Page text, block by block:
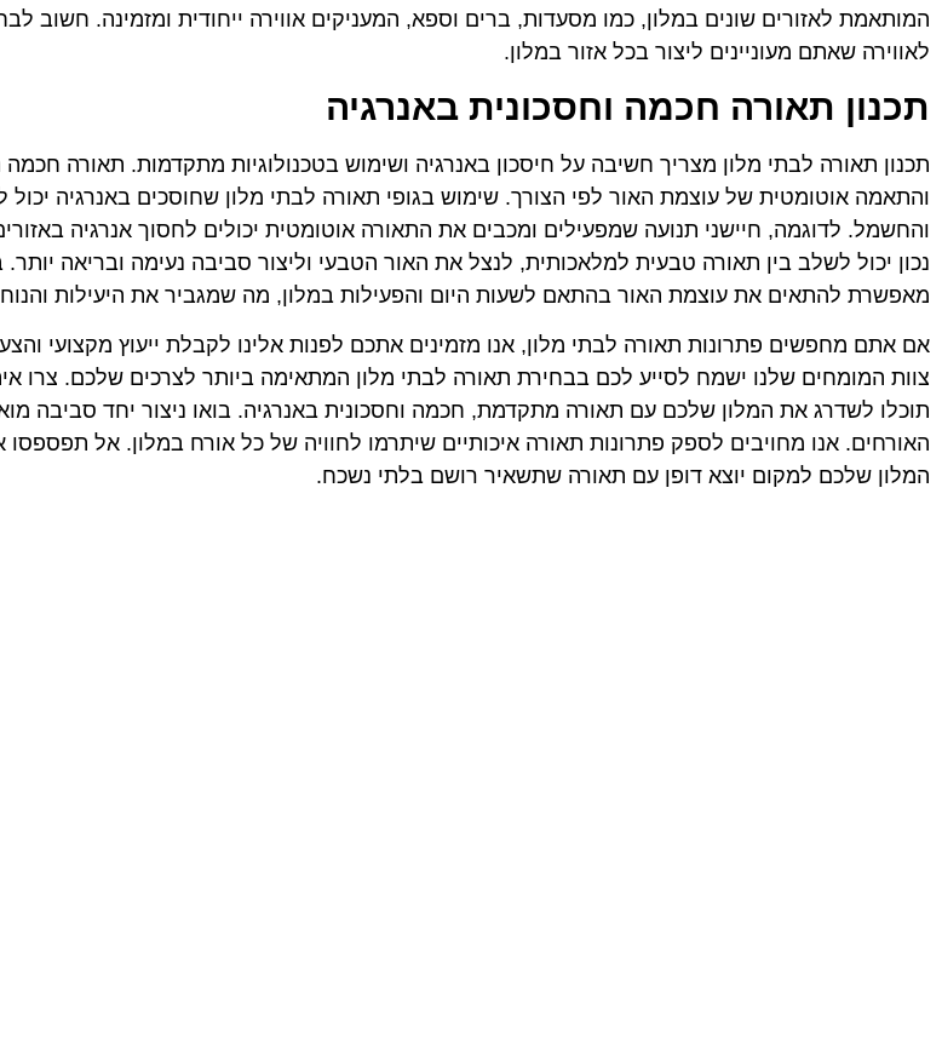
המותאמת לאזורים שונים במלון, כמו מסעדות, ברים וספא, המעניקים אווירה ייחודית ומזמינה. חשוב
לאווירה שאתם מעוניינים ליצור בכל אזור במלון.
תכנון תאורה חכמה וחסכונית באנרגיה
תכנון תאורה לבתי מלון מצריך חשיבה על חיסכון באנרגיה ושימוש בטכנולוגיות מתקדמות. תאורה
והתאמה אוטומטית של עוצמת האור לפי הצורך. שימוש בגופי תאורה לבתי מלון שחוסכים באנרגיה
והחשמל. לדוגמה, חיישני תנועה שמפעילים ומכבים את התאורה אוטומטית יכולים לחסוך אנרגיה
נכון יכול לשלב בין תאורה טבעית למלאכותית, לנצל את האור הטבעי וליצור סביבה נעימה ובריאה
מאפשרת להתאים את עוצמת האור בהתאם לשעות היום והפעילות במלון, מה שמגביר את היעילות
אם אתם מחפשים פתרונות תאורה לבתי מלון, אנו מזמינים אתכם לפנות אלינו לקבלת ייעוץ מקצועי
צוות המומחים שלנו ישמח לסייע לכם בבחירת תאורה לבתי מלון המתאימה ביותר לצרכים שלכם. צרו
תוכלו לשדרג את המלון שלכם עם תאורה מתקדמת, חכמה וחסכונית באנרגיה. בואו ניצור יחד סביבה
האורחים. אנו מחויבים לספק פתרונות תאורה איכותיים שיתרמו לחוויה של כל אורח במלון. אל
המלון שלכם למקום יוצא דופן עם תאורה שתשאיר רושם בלתי נשכח.